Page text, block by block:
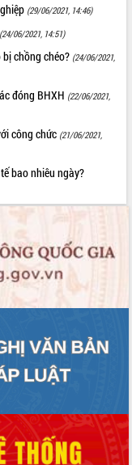
(29/06/2021, 14:46)
(24/06/2021, 14:51)
chồng chéo? (24/06/2021,
đóng BHXH (22/06/2021,
công chức (21/06/2021,
bao nhiêu ngày?